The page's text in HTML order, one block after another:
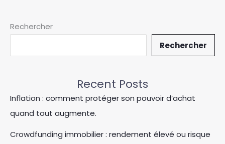
Rechercher
Rechercher
Recent Posts
Inflation : comment protéger son pouvoir d’achat
quand tout augmente.
Crowdfunding immobilier : rendement élevé ou risque